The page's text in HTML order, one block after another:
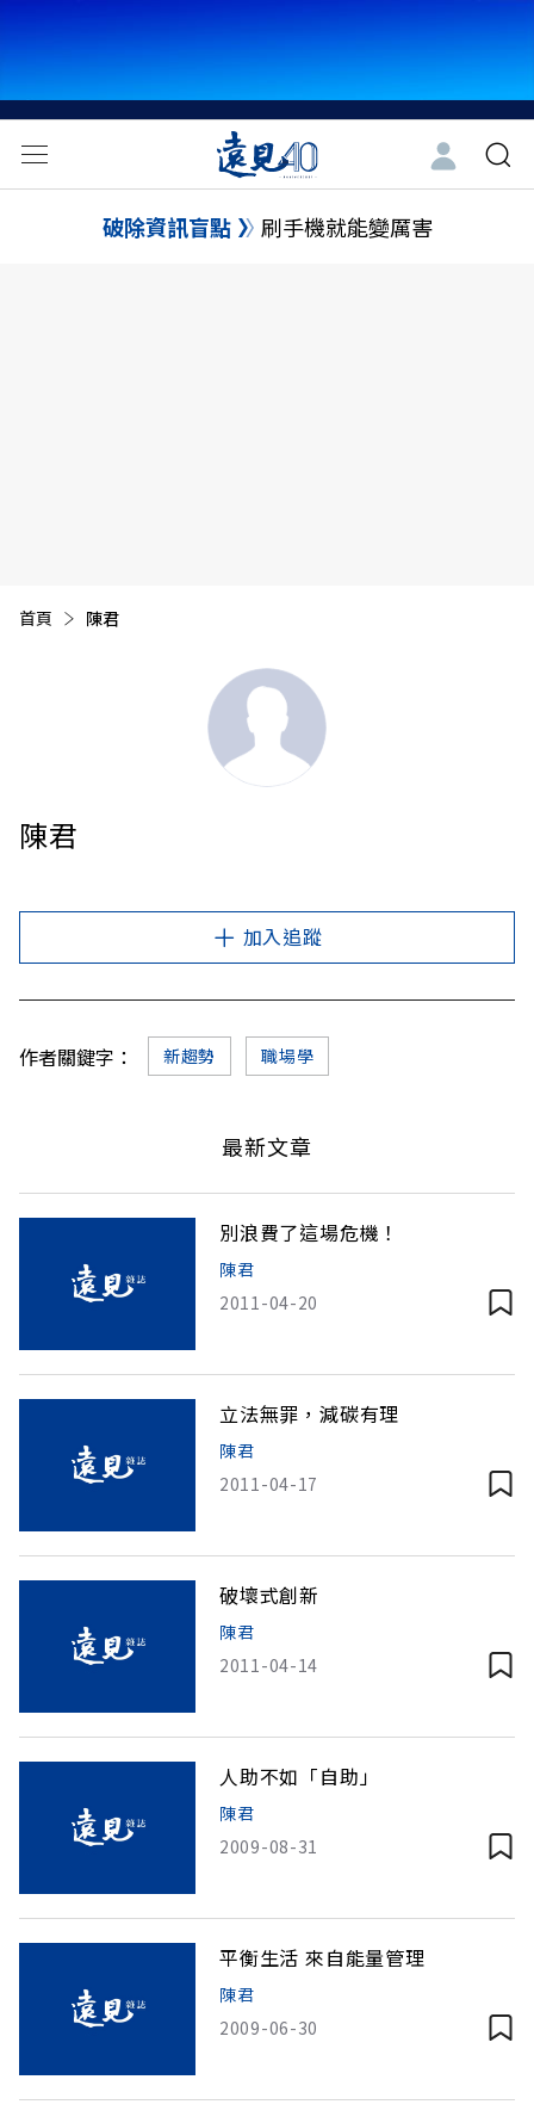
破除資訊盲點 刷手機就能變厲害
首頁 目前頁面：
陳君
陳君
加入追蹤
作者關鍵字： 新趨勢 職場學
最新文章
別浪費了這場危機！
陳君
2011-04-20
立法無罪，減碳有理
陳君
2011-04-17
破壞式創新
陳君
2011-04-14
人助不如「自助」
陳君
2009-08-31
平衡生活 來自能量管理
陳君
2009-06-30